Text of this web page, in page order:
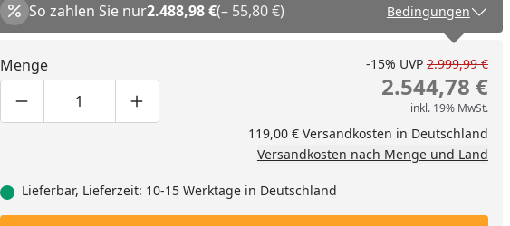
So zahlen Sie nur2.488,98 €(– 55,80 €) Bedingungen
Menge
Produktmenge um eins verringern
Produktmenge manuell eingeben
Produktmenge um eins erhöhen
-15% UVP 2.999,99 €
2.544,78 €
inkl. 19% MwSt.
119,00 € Versandkosten in Deutschland
Versandkosten nach Menge und Land
Lieferbar, Lieferzeit: 10-15 Werktage in Deutschland